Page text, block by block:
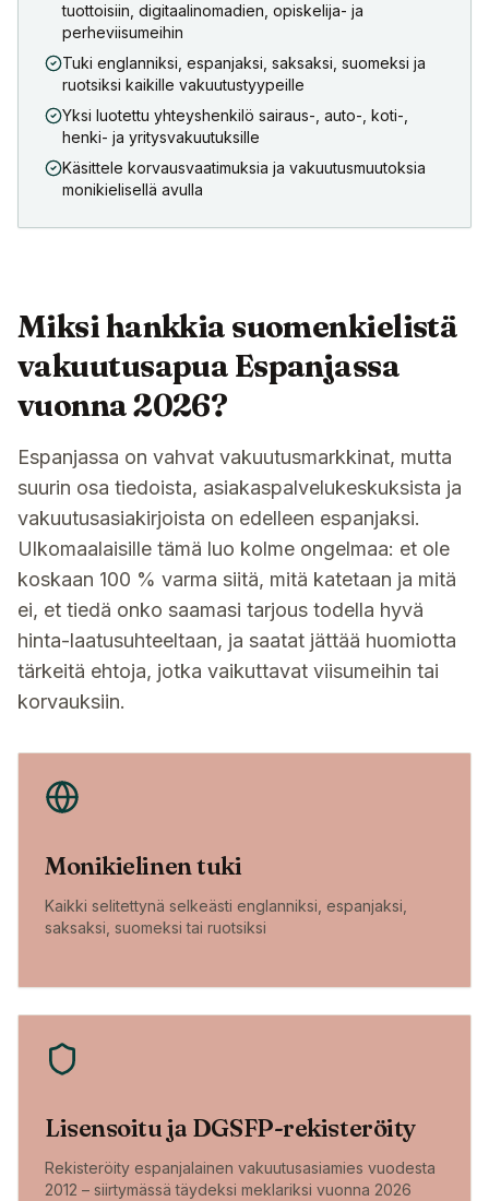
tuottoisiin, digitaalinomadien, opiskelija- ja
perheviisumeihin
Tuki englanniksi, espanjaksi, saksaksi, suomeksi ja
ruotsiksi kaikille vakuutustyypeille
Yksi luotettu yhteyshenkilö sairaus-, auto-, koti-,
henki- ja yritysvakuutuksille
Käsittele korvausvaatimuksia ja vakuutusmuutoksia
monikielisellä avulla
Miksi hankkia suomenkielistä
vakuutusapua Espanjassa
vuonna 2026?
Espanjassa on vahvat vakuutusmarkkinat, mutta
suurin osa tiedoista, asiakaspalvelukeskuksista ja
vakuutusasiakirjoista on edelleen espanjaksi.
Ulkomaalaisille tämä luo kolme ongelmaa: et ole
koskaan 100 % varma siitä, mitä katetaan ja mitä
ei, et tiedä onko saamasi tarjous todella hyvä
hinta-laatusuhteeltaan, ja saatat jättää huomiotta
tärkeitä ehtoja, jotka vaikuttavat viisumeihin tai
korvauksiin.
Monikielinen tuki
Kaikki selitettynä selkeästi englanniksi, espanjaksi,
saksaksi, suomeksi tai ruotsiksi
Lisensoitu ja DGSFP-rekisteröity
Rekisteröity espanjalainen vakuutusasiamies vuodesta
2012 – siirtymässä täydeksi meklariksi vuonna 2026